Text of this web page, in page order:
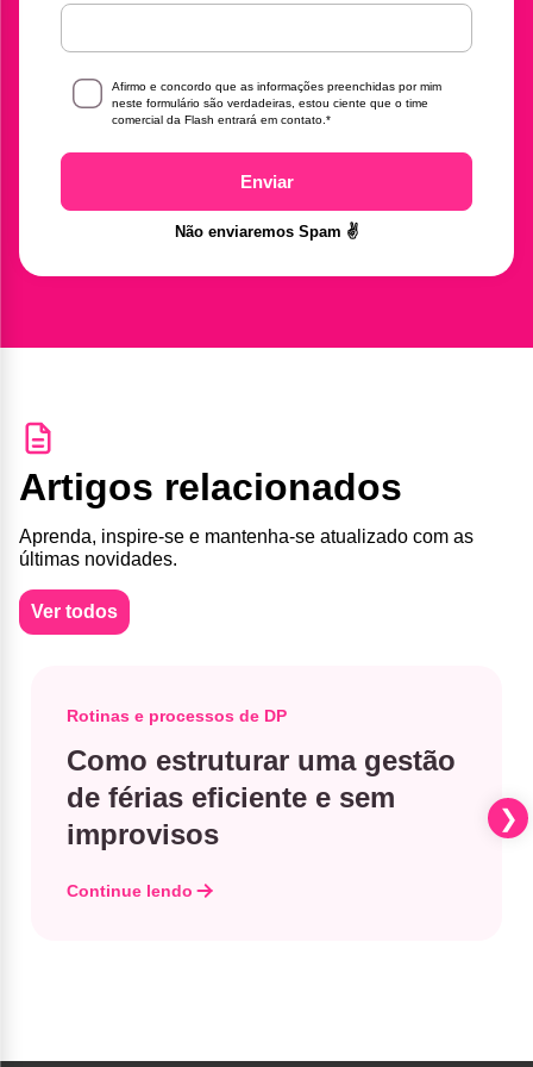
Afirmo e concordo que as informações preenchidas por mim
neste formulário são verdadeiras, estou ciente que o time
comercial da Flash entrará em contato.*
Enviar
Não enviaremos Spam ✌️
Artigos relacionados
Aprenda, inspire-se e mantenha-se atualizado com as
últimas novidades.
Ver todos
Rotinas e processos de DP
Como estruturar uma gestão
de férias eficiente e sem
improvisos
Continue lendo